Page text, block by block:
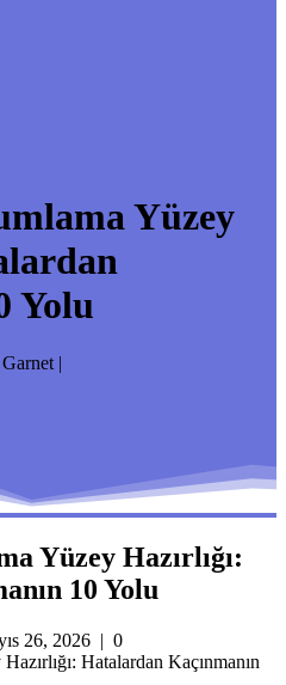
Yüzey
Yolu
|
Yüzey Hazırlığı:
10 Yolu
26, 2026 | 0